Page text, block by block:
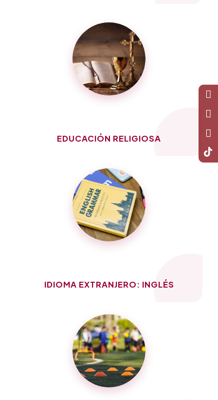
EDUCACIÓN RELIGIOSA
IDIOMA EXTRANJERO: INGLÉS